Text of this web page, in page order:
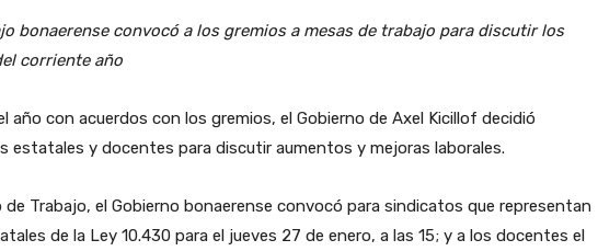
bonaerense convocó a los gremios a mesas de trabajo para discutir los
corriente año
año con acuerdos con los gremios, el Gobierno de Axel Kicillof decidió
estatales y docentes para discutir aumentos y mejoras laborales.
Trabajo, el Gobierno bonaerense convocó para sindicatos que representan
de la Ley 10.430 para el jueves 27 de enero, a las 15; y a los docentes el